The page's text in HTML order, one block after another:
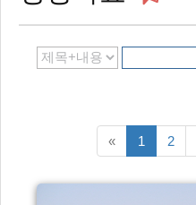
«이전5페이지
1 2